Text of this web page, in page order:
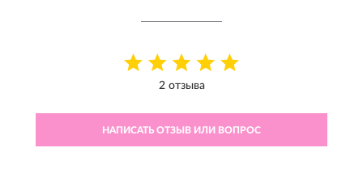
2 отзыва
НАПИСАТЬ ОТЗЫВ ИЛИ ВОПРОС